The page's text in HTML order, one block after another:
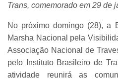
Trans, comemorado em 29 de
No próximo domingo (28), a
Marsha Nacional pela
Associação Nacional de
pelo Instituto Brasileiro de
atividade reunirá as